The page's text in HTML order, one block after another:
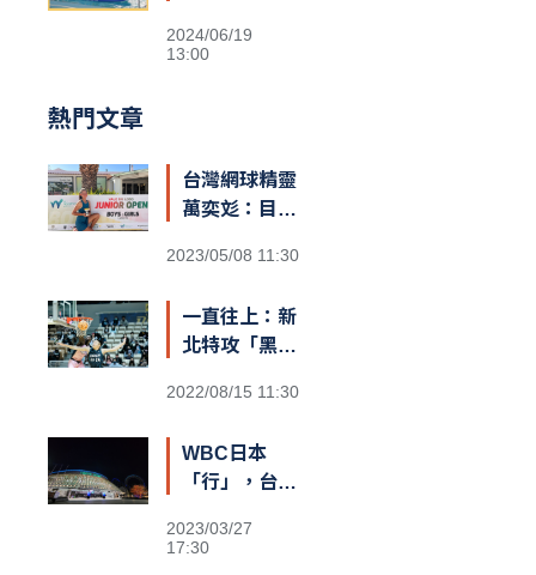
2024/06/19
13:00
熱門文章
台灣網球精靈
萬奕彣：目標
第一
2023/05/08 11:30
一直往上：新
北特攻「黑
咬定T1新球
2022/08/15 11:30
WBC日本
「行」，台灣
2023/03/27
17:30